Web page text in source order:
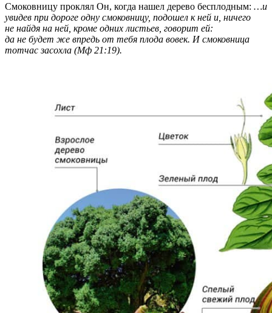
Смоковницу проклял Он, когда нашел дерево бесплодным: …и
увидев при дороге одну смоковницу, подошел к ней и, ничего
не найдя на ней, кроме одних листьев, говорит ей:
да не будет же впредь от тебя плода вовек. И смоковница
тотчас засохла (Мф 21:19).